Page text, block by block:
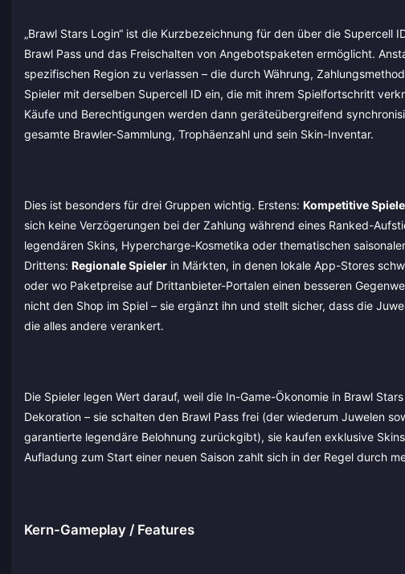
„Brawl Stars Login“ ist die Kurzbezeichnung für den über die
Brawl Pass und das Freischalten von Angebotspaketen ermöglicht.
spezifischen Region zu verlassen – die durch Währung,
Spieler mit derselben Supercell ID ein, die mit ihrem Spielfortschritt
Käufe und Berechtigungen werden dann geräteübergreifend
gesamte Brawler-Sammlung, Trophäenzahl und sein Skin-Inventar.
Dies ist besonders für drei Gruppen wichtig. Erstens: Kompetitive
sich keine Verzögerungen bei der Zahlung während eines Ranked-
legendären Skins, Hypercharge-Kosmetika oder thematischen
Drittens: Regionale Spieler in Märkten, in denen lokale App-Stores
oder wo Paketpreise auf Drittanbieter-Portalen einen besseren
nicht den Shop im Spiel – sie ergänzt ihn und stellt sicher, dass die
die alles andere verankert.
Die Spieler legen Wert darauf, weil die In-Game-Ökonomie in Brawl
Dekoration – sie schalten den Brawl Pass frei (der wiederum Juwelen
garantierte legendäre Belohnung zurückgibt), sie kaufen exklusive
Aufladung zum Start einer neuen Saison zahlt sich in der Regel durch
Kern-Gameplay / Features